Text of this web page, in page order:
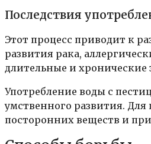
Последствия
Этот процесс приводит к
развития рака,
длительные и хронические
Употребление воды с
умственного развития.
посторонних веществ и